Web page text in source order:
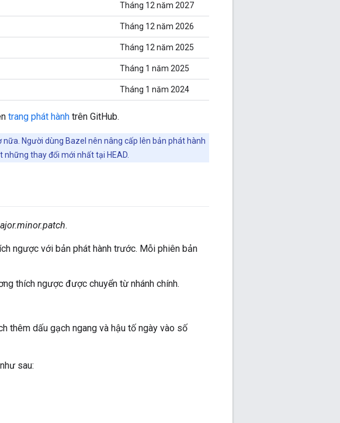
Tháng 12 năm 2027
Tháng 12 năm 2026
Tháng 12 năm 2025
Tháng 1 năm 2025
Tháng 1 năm 2024
trang phát hành trên GitHub.
Người dùng Bazel nên nâng cấp lên bản phát hành
thay đổi mới nhất tại HEAD.
.
ngược với bản phát hành trước. Mỗi phiên bản
thích ngược được chuyển từ nhánh chính.
thêm dấu gạch ngang và hậu tố ngày vào số
sau: